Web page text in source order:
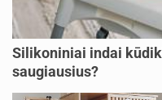
Silikoniniai indai
saugiausius?